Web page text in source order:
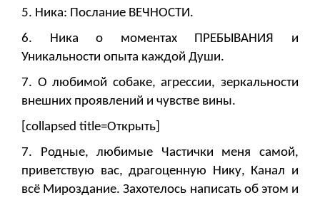
5. Ника: Послание ВЕЧНОСТИ.
6. Ника о моментах ПРЕБЫВАНИЯ и
Уникальности опыта каждой Души.
7. О любимой собаке, агрессии, зеркальности
внешних проявлений и чувстве вины.
[collapsed title=Открыть]
7. Родные, любимые Частички меня самой,
приветствую вас, драгоценную Нику, Канал и
всё Мироздание. Захотелось написать об этом и